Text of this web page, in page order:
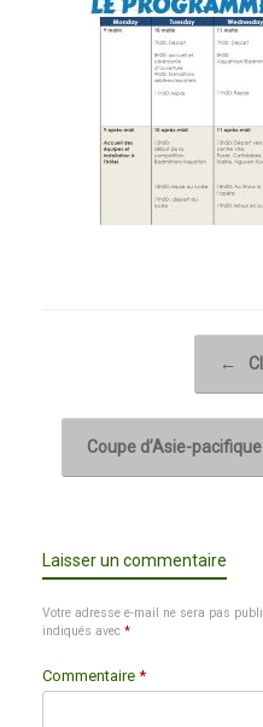
←
Coupe d’Asie-
Laisser un commentaire
Votre adresse e-mail ne sera pas
indiqués avec *
Commentaire *